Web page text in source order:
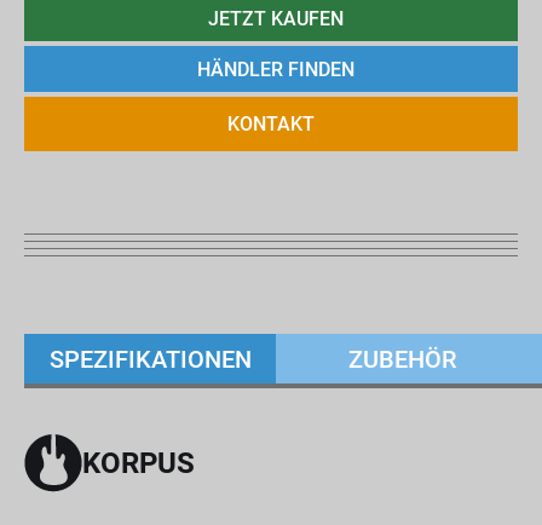
JETZT KAUFEN
HÄNDLER FINDEN
KONTAKT
SPEZIFIKATIONEN ZUBEHÖR
KORPUS